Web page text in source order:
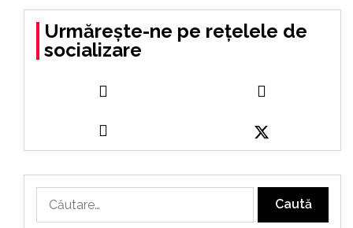
Urmărește-ne pe rețelele de
socializare
după: